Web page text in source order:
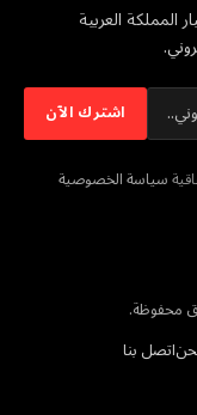
المملكة العربية
سياسة الخصوصية
اتصل بنا